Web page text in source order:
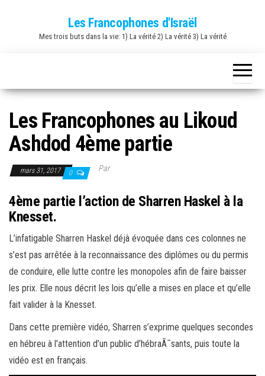
Les Francophones d'Israël
Mes trois buts dans la vie: 1) La vérité 2) La vérité 3) La vérité
Les Francophones au Likoud
Ashdod 4ème partie
mars 31, 2017 0 Par
4ème partie l’action de Sharren Haskel à la
Knesset.
L’infatigable Sharren Haskel déjà évoquée dans ces colonnes ne
s’est pas arrêtée à la reconnaissance des diplômes ou du permis
de conduire, elle lutte contre les monopoles afin de faire baisser
les prix. Elle nous décrit les lois qu’elle a mises en place et qu’elle
fait valider à la Knesset.
Dans cette première vidéo, Sharren s’exprime quelques secondes
en hébreu à l’attention d’un public d’hébraÃ¯sants, puis toute la
vidéo est en français.